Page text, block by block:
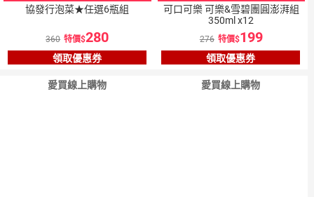
協發行泡菜★任選6瓶組
360 特價 280
領取優惠券
可口可樂 可樂&雪碧團圓澎湃組
350ml x12
276 特價 199
領取優惠券
愛買線上購物 愛買線上購物